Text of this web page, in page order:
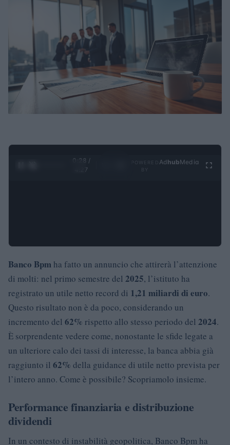
0:29 /
4:27
Ad hubMedia
Banco Bpm ha fatto un annuncio che attirerà l’attenzione
di molti: nel primo semestre del 2025, l’istituto ha
registrato un utile netto record di 1,21 miliardi di euro.
Questo risultato non è da poco, considerando un
incremento del 62% rispetto allo stesso periodo del 2024.
È sorprendente vedere come, nonostante le sfide legate a
un ulteriore calo dei tassi di interesse, la banca abbia già
raggiunto il 62% della guidance di utile netto prevista per
l’intero anno. Come è possibile? Scopriamolo insieme.
Performance finanziaria e distribuzione
dividendi
In un contesto di instabilità geopolitica, Banco Bpm ha